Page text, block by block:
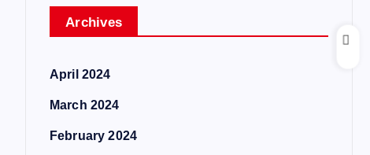
Archives
April 2024
March 2024
February 2024